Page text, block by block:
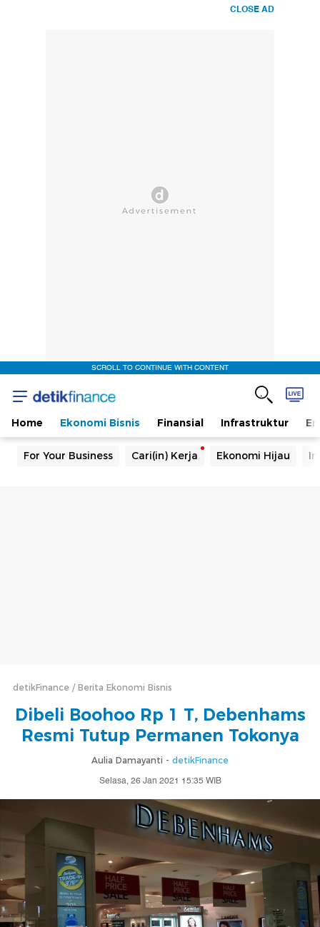
CLOSE AD
SCROLL TO CONTINUE WITH CONTENT
Home Ekonomi Bisnis Finansial Infrastruktur
For Your Business Cari(in) Kerja Ekonomi Hijau
detikFinance Berita Ekonomi Bisnis
Dibeli Boohoo Rp 1 T, Debenhams
Resmi Tutup Permanen Tokonya
Aulia Damayanti - detikFinance
Selasa, 26 Jan 2021 15:35 WIB